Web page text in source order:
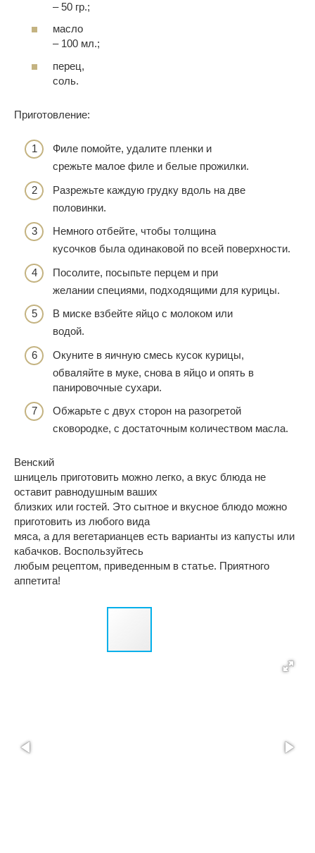
– 50 гр.;
масло
– 100 мл.;
перец,
соль.
Приготовление:
Филе помойте, удалите пленки и
срежьте малое филе и белые прожилки.
Разрежьте каждую грудку вдоль на две
половинки.
Немного отбейте, чтобы толщина
кусочков была одинаковой по всей поверхности.
Посолите, посыпьте перцем и при
желании специями, подходящими для курицы.
В миске взбейте яйцо с молоком или
водой.
Окуните в яичную смесь кусок курицы,
обваляйте в муке, снова в яйцо и опять в
панировочные сухари.
Обжарьте с двух сторон на разогретой
сковородке, с достаточным количеством масла.
Венский
шницель приготовить можно легко, а вкус блюда не
оставит равнодушным ваших
близких или гостей. Это сытное и вкусное блюдо можно
приготовить из любого вида
мяса, а для вегетарианцев есть варианты из капусты или
кабачков. Воспользуйтесь
любым рецептом, приведенным в статье. Приятного
аппетита!